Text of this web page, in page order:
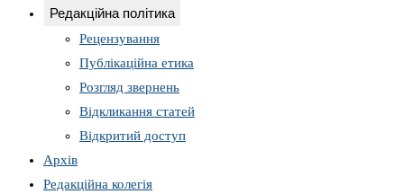
Редакційна політика
Рецензування
Публікаційна етика
Розгляд звернень
Відкликання статей
Відкритий доступ
Архів
Редакційна колегія